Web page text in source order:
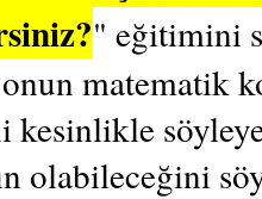
" eğitimini
matematik
kesinlikle
olabileceğini